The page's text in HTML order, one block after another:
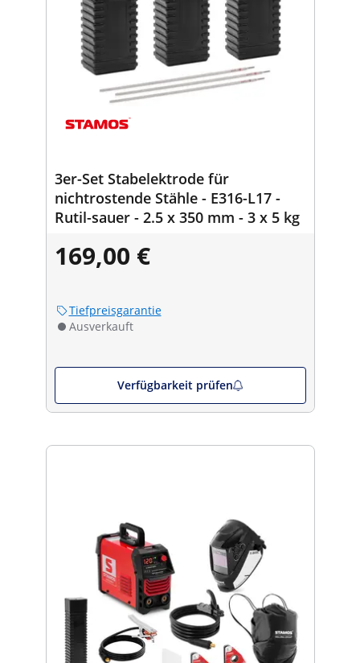
3er-Set Stabelektrode für
nichtrostende Stähle - E316-L17 -
Rutil-sauer - 2.5 x 350 mm - 3 x 5 kg
169,00 €
Tiefpreisgarantie
Ausverkauft
Verfügbarkeit prüfen